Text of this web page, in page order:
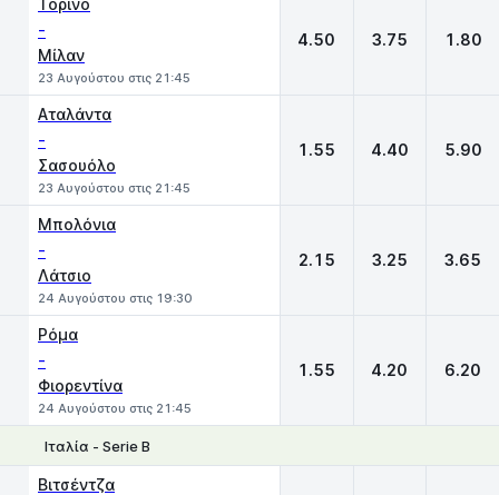
Τορίνο
-
Μίλαν
23 Αυγούστου στις 21:45
4.50 3.75 1.80
Αταλάντα
-
Σασουόλο
23 Αυγούστου στις 21:45
1.55 4.40 5.90
Μπολόνια
-
Λάτσιο
24 Αυγούστου στις 19:30
2.15 3.25 3.65
Ρόμα
-
Φιορεντίνα
24 Αυγούστου στις 21:45
1.55 4.20 6.20
Ιταλία - Serie B
Βιτσέντζα